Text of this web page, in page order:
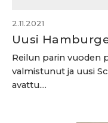
2.11.2021
Uusi
Reilun parin vuoden
valmistunut ja uusi
avattu....